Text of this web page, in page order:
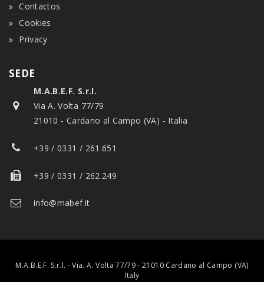
Contactos
Cookies
Privacy
SEDE
M.A.B.E.F. S.r.l.
Via A. Volta 77/79
21010 - Cardano al Campo (VA) - Italia
+39 / 0331 / 261.651
+39 / 0331 / 262.249
info@mabef.it
M.A.B.E.F. S.r.l. - Via. A. Volta 77/79 - 21010 Cardano al Campo (VA)
Italy